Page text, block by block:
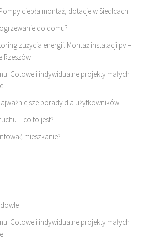
ciepła montaż, dotacje w Siedlcach
do domu?
zużycia energii. Montaż instalacji pv –
Rzeszów
Gotowe i indywidualne projekty małych
porady dla użytkowników
– co to jest?
mieszkanie?
Gotowe i indywidualne projekty małych